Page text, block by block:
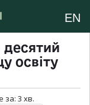
EN
освіту
за: 3 хв.